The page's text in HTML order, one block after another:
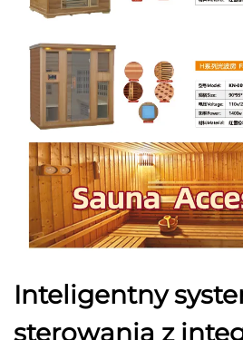
Inteligentny
sterowania z